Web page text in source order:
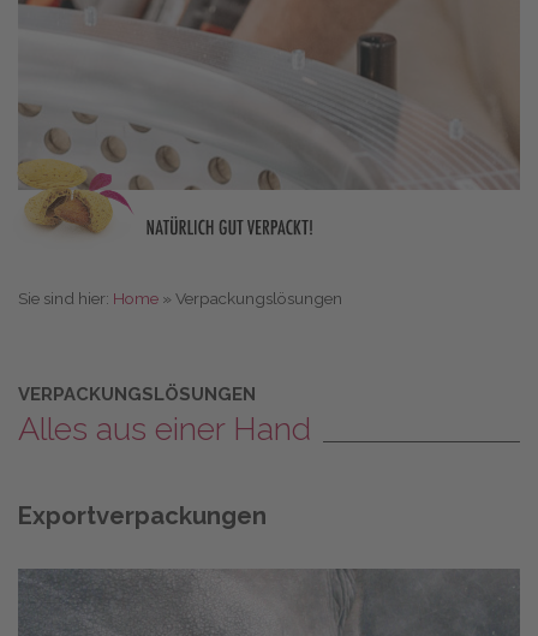
Sie sind hier: Home »Verpackungslösungen
VERPACKUNGSLÖSUNGEN
Alles aus einer Hand
Exportverpackungen